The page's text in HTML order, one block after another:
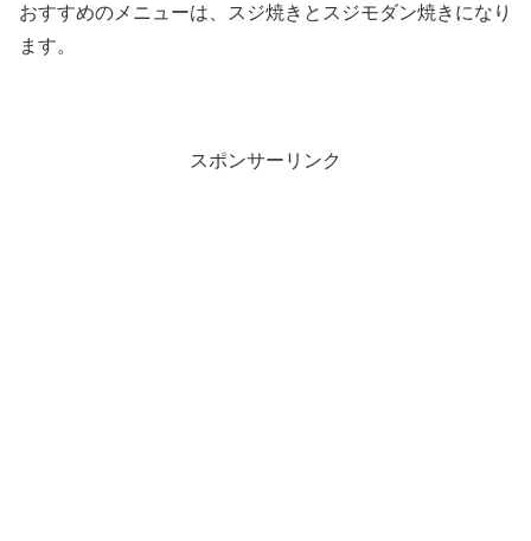
おすすめのメニューは、スジ焼きとスジモダン焼きになり
ます。
スポンサーリンク